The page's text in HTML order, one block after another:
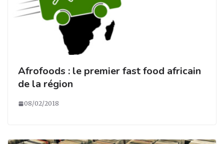
Afrofoods : le premier fast food africain
de la région
08/02/2018